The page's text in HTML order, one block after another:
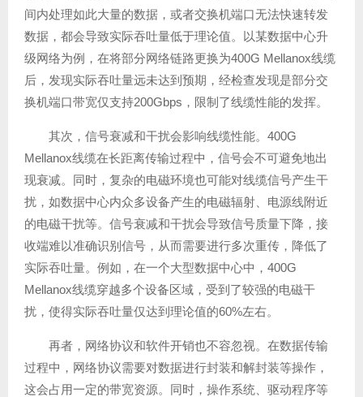
间内处理如此大量的数据，或者交换机端口无法快速转发
数据，都会导致实际吞吐量低于理论值。以某数据中心升
级网络为例，在将部分网络链路更换为400G Mellanox线缆
后，发现实际吞吐量远未达到预期，经检查发现是部分交
换机端口带宽仅支持200Gbps，限制了线缆性能的发挥。
其次，信号衰减和干扰会影响线缆性能。400G
Mellanox线缆在长距离传输过程中，信号会不可避免地出
现衰减。同时，复杂的电磁环境也可能对线缆信号产生干
扰，如数据中心内众多设备产生的电磁辐射、电源线附近
的电磁干扰等。信号衰减和干扰会导致信号质量下降，接
收端难以准确识别信号，从而需要进行多次重传，降低了
实际吞吐量。例如，在一个大型数据中心中，400G
Mellanox线缆穿越多个设备区域，受到了较强的电磁干
扰，使得实际吞吐量仅达到理论值的60%左右。
再者，网络协议和软件开销也不容忽视。在数据传输
过程中，网络协议需要对数据进行封装和解封装等操作，
这会占用一定的带宽资源。同时，操作系统、驱动程序等